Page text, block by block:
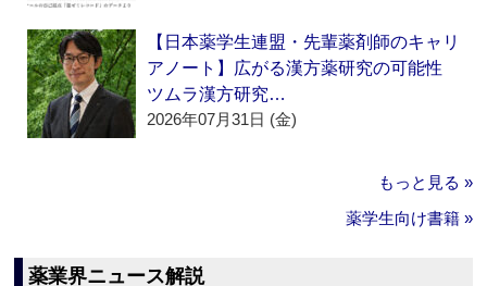
【日本薬学生連盟・先輩薬剤師のキャリ
アノート】広がる漢方薬研究の可能性
ツムラ漢方研究…
2026年07月31日 (金)
もっと見る »
薬学生向け書籍 »
薬業界ニュース解説